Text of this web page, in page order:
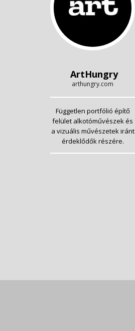
ArtHungry
arthungry.com
Független portfólió építő
felület alkotóművészek és
a vizuális művészetek iránt
érdeklődők részére.